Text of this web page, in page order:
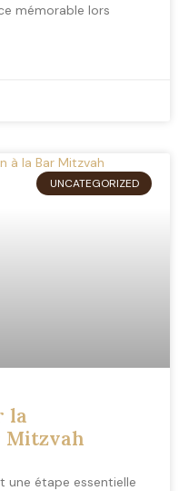
mémorable lors
UNCATEGORIZED
la
Mitzvah
une étape essentielle